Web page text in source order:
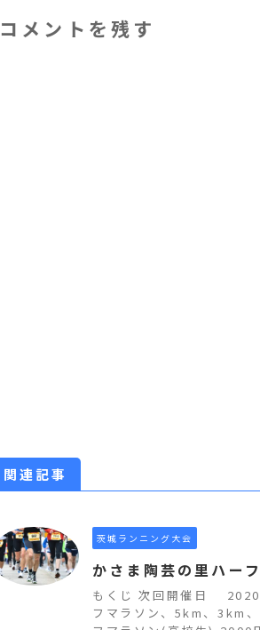
コメントを残す
関連記事
茨城ランニング大会
かさま陶芸の里ハー
もくじ 次回開催日
フマラソン、5km、